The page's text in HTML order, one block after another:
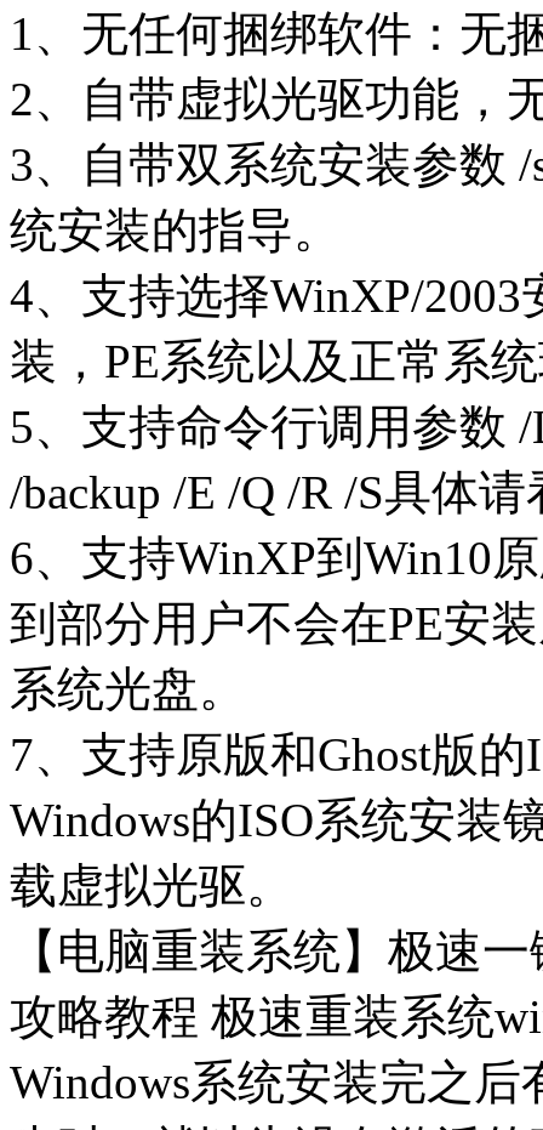
1、无任何捆绑软件：无
2、自带虚拟光驱功能，
3、自带双系统安装参数
统安装的指导。
4、支持选择WinXP/
装，PE系统以及正常系
5、支持命令行调用参数 /
/backup /E /Q /R /S具体
6、支持WinXP到Win10
到部分用户不会在PE安
系统光盘。
7、支持原版和Ghost版
Windows的ISO系统安装
载虚拟光驱。
【电脑重装系统】极速
攻略教程 极速重装系统
Windows系统安装完之